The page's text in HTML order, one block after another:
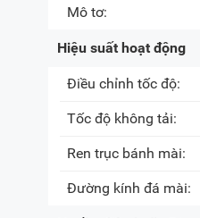
Mô tơ:
Hiệu suất hoạt động
Điều chỉnh tốc độ:
Tốc độ không tải:
Ren trục bánh mài:
Đường kính đá mài: